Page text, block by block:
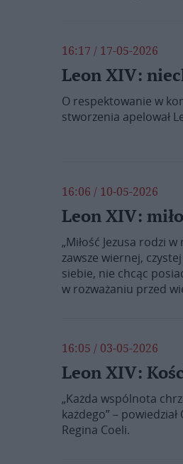
16:17 / 17-05-2026
Leon XIV:
O respektowanie w
stworzenia apelował
16:06 / 10-05-2026
Leon XIV:
„Miłość Jezusa rodzi
zawsze wiernej,
siebie, nie chcąc
w rozważaniu przed
16:05 / 03-05-2026
Leon XIV:
„Każda wspólnota
każdego” –
Regina Coeli.